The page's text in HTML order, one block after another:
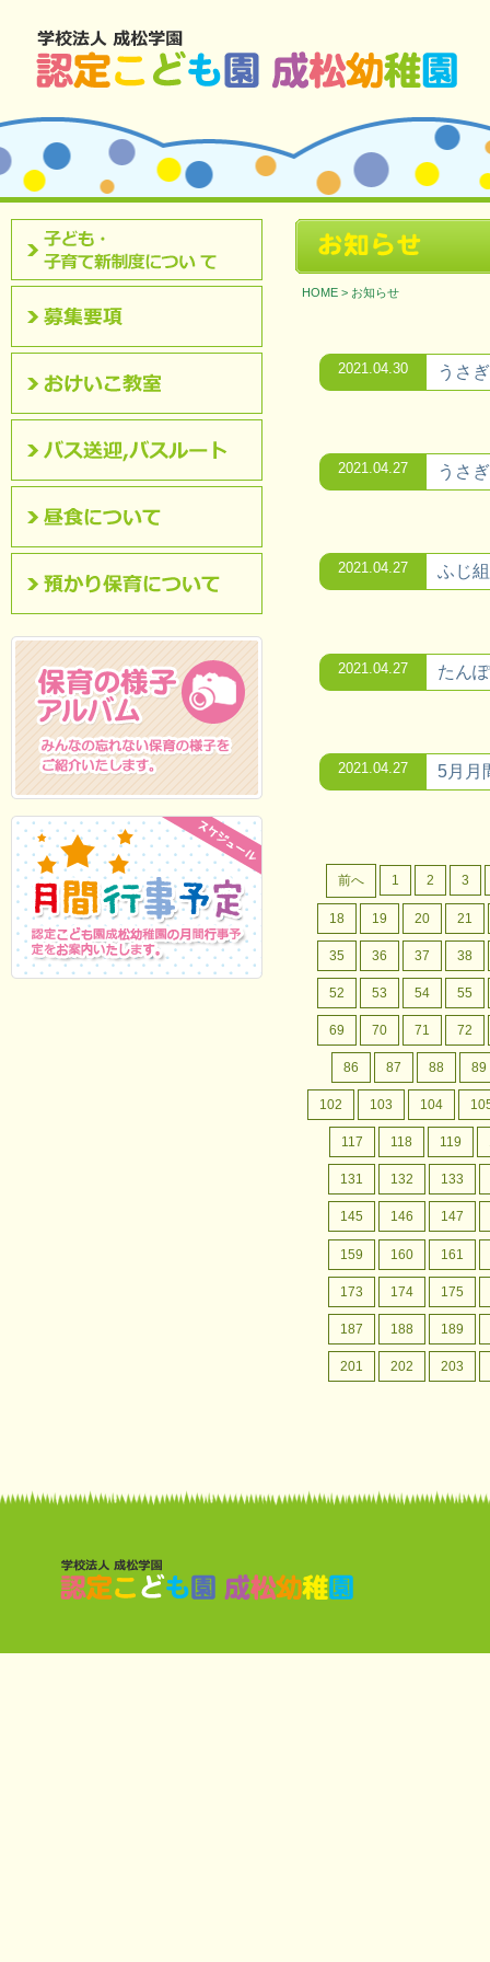
HOME> お知らせ
2021.04.30 うさ
2021.04.27 うさ
2021.04.27 ふじ
2021.04.27 たん
2021.04.27 5月月
前へ 1 2 3
18 19 20 21
35 36 37 38
52 53 54 55
69 70 71 72
86 87 88 89
102 103 104
117 118 119
131 132 133
145 146 147
159 160 161
173 174 175
187 188 189
201 202 203
認定こども園について
募集要項
おけいこ教室
バス送迎,バスルート
昼食について
育の様子をご紹介いたします。